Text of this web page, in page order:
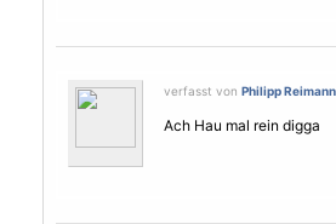
verfasst von Philipp Reimann
Ach Hau mal rein digga